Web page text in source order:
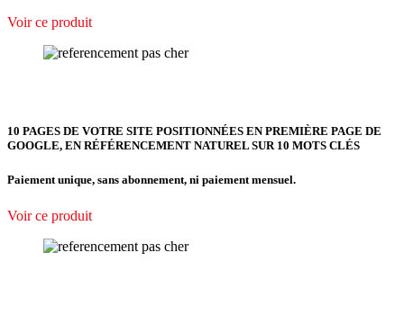
Voir ce produit
10 PAGES DE VOTRE SITE POSITIONNÉES EN PREMIÈRE PAGE DE
GOOGLE, EN RÉFÉRENCEMENT NATUREL SUR 10 MOTS CLÉS
Paiement unique, sans abonnement, ni paiement mensuel.
Voir ce produit